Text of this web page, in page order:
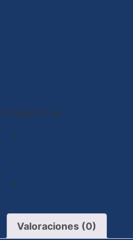
Compartir en :
Valoraciones (0)